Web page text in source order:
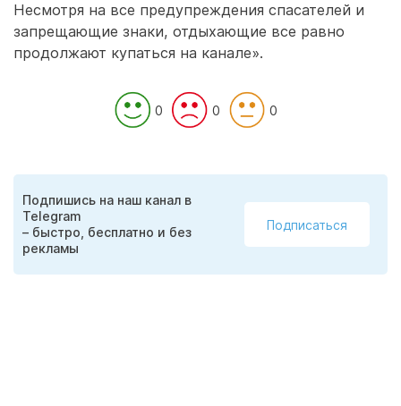
Несмотря на все предупреждения спасателей и
запрещающие знаки, отдыхающие все равно
продолжают купаться на канале».
0 0 0
Подпишись на наш канал в
Telegram
– быстро, бесплатно и без
рекламы
Подписаться